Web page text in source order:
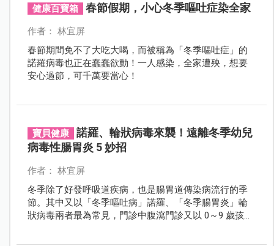
健康百寶箱 春節假期，小心冬季嘔吐症染全家
作者： 林宜屏
春節期間免不了大吃大喝，而被稱為「冬季嘔吐症」的
諾羅病毒也正在蠢蠢欲動！一人感染，全家遭殃，想要
安心過節，可千萬要當心！
寶貝健康
諾羅、輪狀病毒來襲！遠離冬季幼兒
病毒性腸胃炎 5 妙招
作者： 林宜屏
冬季除了好發呼吸道疾病，也是腸胃道傳染病流行的季
節。其中又以「冬季嘔吐病」諾羅、「冬季腸胃炎」輪
狀病毒兩者最為常見，門診中腹瀉門診又以 0～9 歲孩童